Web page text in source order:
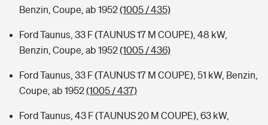
Benzin, Coupe, ab 1952(1005 / 435)
Ford Taunus, 33 F (TAUNUS 17 M COUPE), 48 kW,
Benzin, Coupe, ab 1952(1005 / 436)
Ford Taunus, 33 F (TAUNUS 17 M COUPE), 51 kW, Benzin,
Coupe, ab 1952(1005 / 437)
Ford Taunus, 43 F (TAUNUS 20 M COUPE), 63 kW,